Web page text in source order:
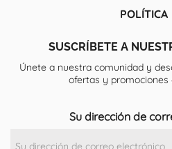
POLÍTICA
SUSCRÍBETE A
Únete a nuestra comunidad y
ofertas y promociones
Su dirección de